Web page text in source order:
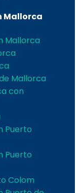
Mallorca
Mallorca
Mallorca
con
Puerto
Puerto
Colom